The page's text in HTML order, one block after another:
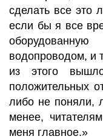
сделать все это
если бы я все
водопроводом, и
из этого
положительных
либо не поняли,
менее,
меня главное.»